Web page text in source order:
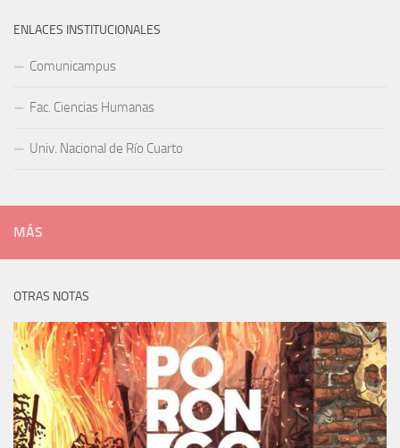
ENLACES INSTITUCIONALES
Comunicampus
Fac. Ciencias Humanas
Univ. Nacional de Río Cuarto
MÁS
OTRAS NOTAS